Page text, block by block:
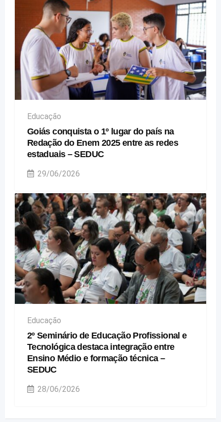
Educação
Goiás conquista o 1º lugar do país na
Redação do Enem 2025 entre as redes
estaduais – SEDUC
29/06/2026
Educação
2º Seminário de Educação Profissional e
Tecnológica destaca integração entre
Ensino Médio e formação técnica –
SEDUC
28/06/2026